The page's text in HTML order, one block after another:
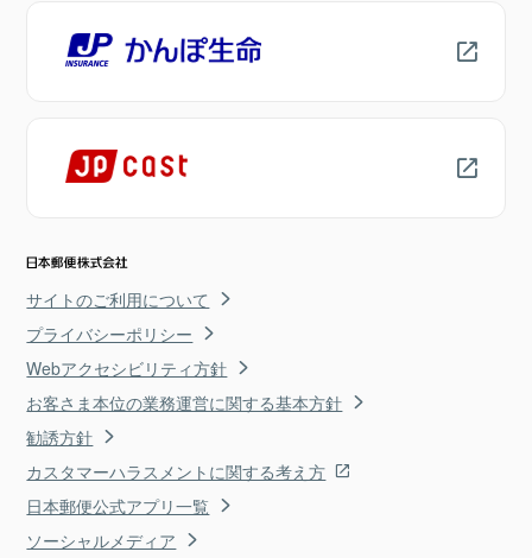
サイトのご利用について
プライバシーポリシー
Webアクセシビリティ方針
お客さま本位の業務運営に関する基本方針
勧誘方針
カスタマーハラスメントに関する考え方
日本郵便公式アプリ一覧
ソーシャルメディア